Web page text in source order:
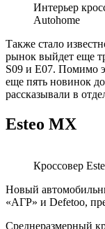
Интерьер
Autohome
Также стало
рынок выйдет еще
S09 и Е07. Помимо
еще пять новинок
рассказывали в
Esteo MX
Кроссовер
Новый
«АГР» и Defetoo,
Среднеразмерный